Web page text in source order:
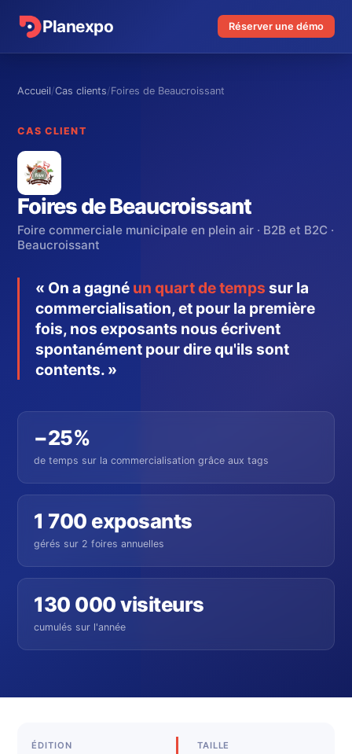
Planexpo Réserver une démo
Accueil/Cas clients/Foires de Beaucroissant
CAS CLIENT
Foires de Beaucroissant
Foire commerciale municipale en plein air · B2B et B2C ·
Beaucroissant
« On a gagné un quart de temps sur la
commercialisation, et pour la première
fois, nos exposants nous écrivent
spontanément pour dire qu'ils sont
contents. »
−25%
de temps sur la commercialisation grâce aux tags
1 700 exposants
gérés sur 2 foires annuelles
130 000 visiteurs
cumulés sur l'année
ÉDITION TAILLE